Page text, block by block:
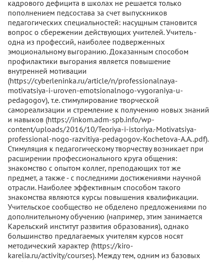
кадрового дефицита в школах не решается только
пополнением педсостава за счет выпускников
педагогических специальностей: насущным становится
вопрос о сбережении действующих учителей. Учитель -
одна из профессий, наиболее подверженных
эмоциональному выгоранию. Доказанным способом
профилактики выгорания является повышение
внутренней мотивации
(https://cyberleninka.ru/article/n/professionalnaya-
motivatsiya-i-uroven-emotsionalnogo-vygoraniya-u-
pedagogov), т.е. стимулирование творческой
самореализации и стремление к получению новых знаний
и навыков (https://inkom.adm-spb.info/wp-
content/uploads/2016/10/Teoriya-i-istoriya.-Motivatsiya-
professional-nogo-razvitiya-pedagogov.-Kochetova-A.A..pdf).
Стимуляция к педагогическому творчеству возникает при
расширении профессионального круга общения:
знакомство с опытом коллег, преподающих тот же
предмет, а также - с последними достижениями научной
отрасли. Наиболее эффективным способом такого
знакомства являются курсы повышения квалификации.
Учительское сообщество не обделено предложениями по
дополнительному обучению (например, этим занимается
Карельский институт развития образования), однако
большинство предлагаемых учителям курсов носят
методический характер (https://kiro-
karelia.ru/activity/courses). Между тем, одним из базовых